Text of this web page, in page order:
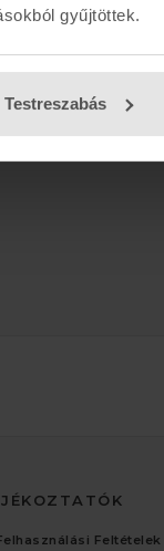
gyűjtöttek.
Testreszabás
- Péntek: 11:00 -
Feltételek